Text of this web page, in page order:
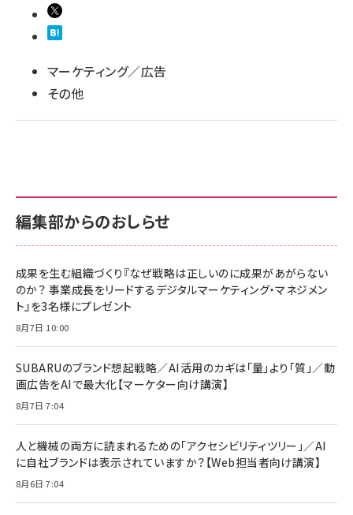
マーケティング／広告
その他
編集部からのおしらせ
成果を生む組織づくり『なぜ戦略は正しいのに成果があがらない
のか？ 事業成長をリードするデジタルマーケティング・マネジメン
ト』を3名様にプレゼント
8月7日 10:00
SUBARUのブランド想起戦略／AI活用のカギは「量」より「質」／動
画広告をAIで最大化【マーケター向け講演】
8月7日 7:04
人と機械の両方に読まれるための「アクセシビリティツリー」／AI
に自社ブランドは表示されていますか？【Web担当者向け講演】
8月6日 7:04